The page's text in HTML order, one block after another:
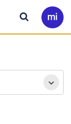
Ir
a
Buscar